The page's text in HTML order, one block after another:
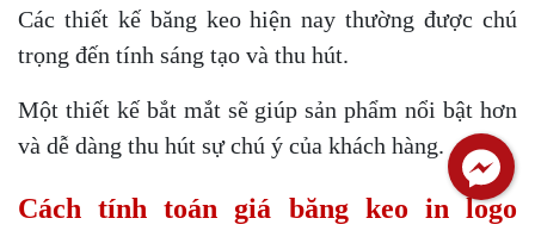
Các thiết kế băng keo hiện nay thường được chú
trọng đến tính sáng tạo và thu hút.
Một thiết kế bắt mắt sẽ giúp sản phẩm nổi bật hơn
và dễ dàng thu hút sự chú ý của khách hàng.
Cách tính toán giá băng keo in logo